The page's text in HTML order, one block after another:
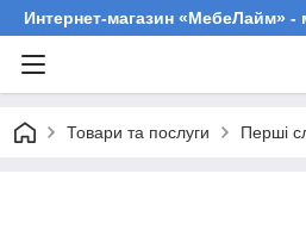
Интернет-магазин «МебеЛайм»
Товари та послуги Перші